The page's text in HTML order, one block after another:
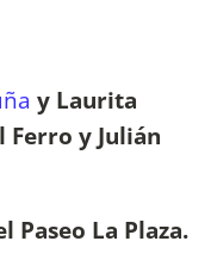
y Laurita
Ferro y Julián
Paseo La Plaza.